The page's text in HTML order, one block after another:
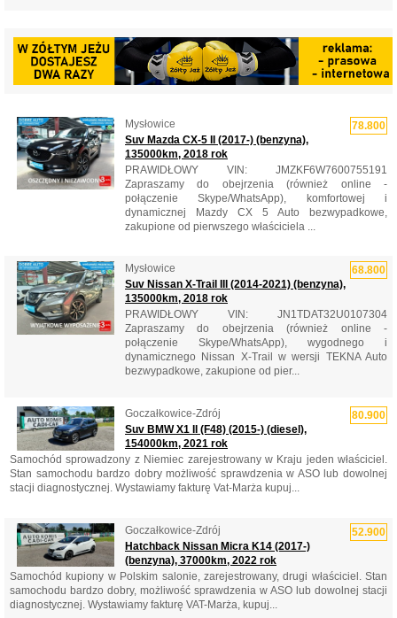
78.800
Mysłowice
Suv Mazda CX-5 II (2017-) (benzyna),
135000km, 2018 rok
PRAWIDŁOWY VIN: JMZKF6W7600755191
Zapraszamy do obejrzenia (również online -
połączenie Skype/WhatsApp), komfortowej i
dynamicznej Mazdy CX 5 Auto bezwypadkowe,
zakupione od pierwszego właściciela ...
68.800
Mysłowice
Suv Nissan X-Trail III (2014-2021) (benzyna),
135000km, 2018 rok
PRAWIDŁOWY VIN: JN1TDAT32U0107304
Zapraszamy do obejrzenia (również online -
połączenie Skype/WhatsApp), wygodnego i
dynamicznego Nissan X-Trail w wersji TEKNA Auto
bezwypadkowe, zakupione od pier...
80.900
Goczałkowice-Zdrój
Suv BMW X1 II (F48) (2015-) (diesel),
154000km, 2021 rok
Samochód sprowadzony z Niemiec zarejestrowany w Kraju jeden właściciel.
Stan samochodu bardzo dobry możliwość sprawdzenia w ASO lub dowolnej
stacji diagnostycznej. Wystawiamy fakturę Vat-Marża kupuj...
52.900
Goczałkowice-Zdrój
Hatchback Nissan Micra K14 (2017-)
(benzyna), 37000km, 2022 rok
Samochód kupiony w Polskim salonie, zarejestrowany, drugi właściciel. Stan
samochodu bardzo dobry, możliwość sprawdzenia w ASO lub dowolnej stacji
diagnostycznej. Wystawiamy fakturę VAT-Marża, kupuj...